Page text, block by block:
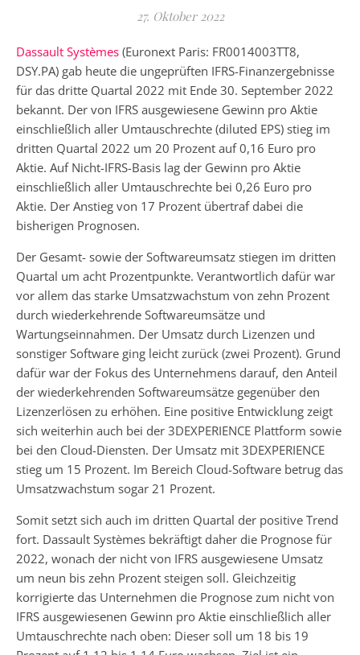
27. Oktober 2022
Dassault Systèmes (Euronext Paris: FR0014003TT8,
DSY.PA) gab heute die ungeprüften IFRS-Finanzergebnisse
für das dritte Quartal 2022 mit Ende 30. September 2022
bekannt. Der von IFRS ausgewiesene Gewinn pro Aktie
einschließlich aller Umtauschrechte (diluted EPS) stieg im
dritten Quartal 2022 um 20 Prozent auf 0,16 Euro pro
Aktie. Auf Nicht-IFRS-Basis lag der Gewinn pro Aktie
einschließlich aller Umtauschrechte bei 0,26 Euro pro
Aktie. Der Anstieg von 17 Prozent übertraf dabei die
bisherigen Prognosen.
Der Gesamt- sowie der Softwareumsatz stiegen im dritten
Quartal um acht Prozentpunkte. Verantwortlich dafür war
vor allem das starke Umsatzwachstum von zehn Prozent
durch wiederkehrende Softwareumsätze und
Wartungseinnahmen. Der Umsatz durch Lizenzen und
sonstiger Software ging leicht zurück (zwei Prozent). Grund
dafür war der Fokus des Unternehmens darauf, den Anteil
der wiederkehrenden Softwareumsätze gegenüber den
Lizenzerlösen zu erhöhen. Eine positive Entwicklung zeigt
sich weiterhin auch bei der 3DEXPERIENCE Plattform sowie
bei den Cloud-Diensten. Der Umsatz mit 3DEXPERIENCE
stieg um 15 Prozent. Im Bereich Cloud-Software betrug das
Umsatzwachstum sogar 21 Prozent.
Somit setzt sich auch im dritten Quartal der positive Trend
fort. Dassault Systèmes bekräftigt daher die Prognose für
2022, wonach der nicht von IFRS ausgewiesene Umsatz
um neun bis zehn Prozent steigen soll. Gleichzeitig
korrigierte das Unternehmen die Prognose zum nicht von
IFRS ausgewiesenen Gewinn pro Aktie einschließlich aller
Umtauschrechte nach oben: Dieser soll um 18 bis 19